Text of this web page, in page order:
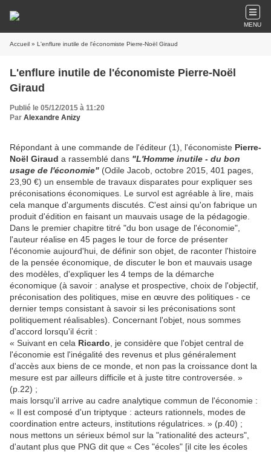
MENU
Accueil » L'enflure inutile de l'économiste Pierre-Noël Giraud
L'enflure inutile de l'économiste Pierre-Noël
Giraud
Publié le 05/12/2015 à 11:20
Par Alexandre Anizy
Répondant à une commande de l'éditeur (1), l'économiste Pierre-
Noël Giraud a rassemblé dans "L'Homme inutile - du bon
usage de l'économie" (Odile Jacob, octobre 2015, 401 pages,
23,90 €) un ensemble de travaux disparates pour expliquer ses
préconisations économiques. Le survol est agréable à lire, mais
cela manque d'arguments discutés. C'est ainsi qu'on fabrique un
produit d'édition en faisant un mauvais usage de la pédagogie.
Dans le premier chapitre titré "du bon usage de l'économie",
l'auteur réalise en 45 pages le tour de force de présenter
l'économie aujourd'hui, de définir son objet, de raconter l'histoire
de la pensée économique, de discuter le bon et mauvais usage
des modèles, d'expliquer les 4 temps de la démarche
économique (à savoir : analyse et prospective, choix de l'objectif,
préconisation des politiques, mise en œuvre des politiques - ce
dernier temps consistant à savoir si les préconisations sont
politiquement réalisables). Concernant l'objet, nous sommes
d'accord lorsqu'il écrit :
« Suivant en cela Ricardo , je considère que l'objet central de
l'économie est l'inégalité des revenus et plus généralement
d'accès aux biens de ce monde, et non pas la croissance dont la
mesure est par ailleurs difficile et à juste titre controversée. »
(p.22) ;
mais lorsqu'il arrive au cadre analytique commun de l'économie :
« Il est composé d'un triptyque : acteurs rationnels, modes de
coordination entre acteurs, institutions régulatrices. » (p.40) ;
nous mettons un sérieux bémol sur la "rationalité des acteurs",
d'autant plus que PNG dit que « Ces "écoles" [il cite les écoles